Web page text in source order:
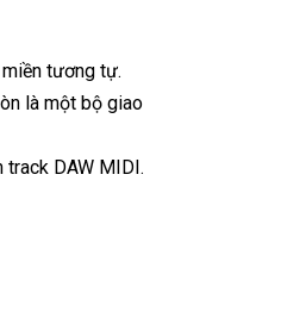
tương tự.
là một bộ giao
track DAW MIDI.